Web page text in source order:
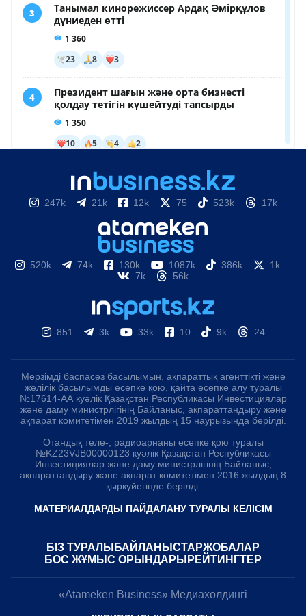
247k 21k 12k 75 523k 17k
520k 74k 130k 1087k 386k
1k
7k
56k
851 3k 33k 10 9k 24
Мерзімді баспасөз басылымын, ақпараттық агенттікті және
желілік басылымды есепке қою, қайта есепке алу туралы
№17614-АА куәлік Қазақстан Республикасы Инвестициялар
және даму министрлігінің Байланыс, ақпараттандыру және
ақпарат комитетімен 2019 жылдың 15 наурызында берілді.
Отандық теле-, радиоарнаны есепке қою туралы
№KZ23VJB00000123 куәлік Қазақстан Республикасы
Инвестициялар және даму министрлігінің Байланыс,
ақпараттандыру және ақпарат комитетімен 2016 жылдың 8
қыркүйегінде берілді.
МАТЕРИАЛДАРДЫ ПАЙДАЛАНУ ТУРАЛЫ КЕЛІСІМ
БІЗ ТУРАЛЫ БАЙЛАНЫСТАРЖОБАЛАР
БОС ЖҰМЫС ОРЫНДАРЫ РЕЙТИНГТЕР
«Atameken Business» Медиахолдингі